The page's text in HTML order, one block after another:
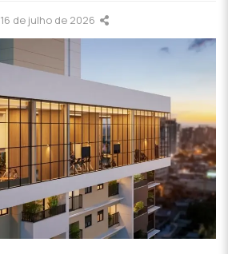
16 de julho de 2026